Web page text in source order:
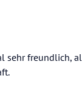
sehr freundlich,